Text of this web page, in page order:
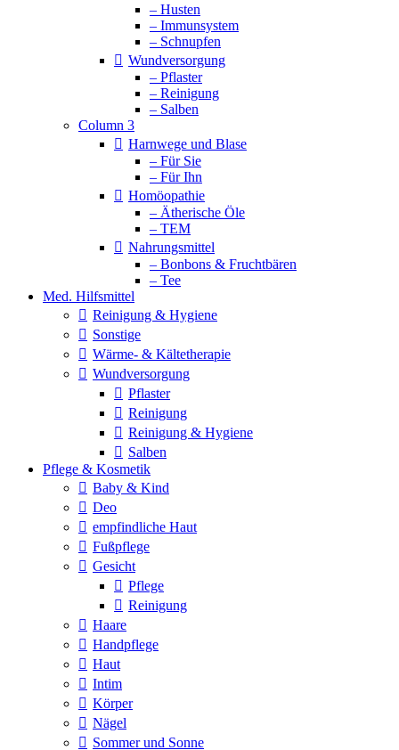
– Husten
– Immunsystem
– Schnupfen
Wundversorgung
– Pflaster
– Reinigung
– Salben
Column 3
Harnwege und Blase
– Für Sie
– Für Ihn
Homöopathie
– Ätherische Öle
– TEM
Nahrungsmittel
– Bonbons & Fruchtbären
– Tee
Med. Hilfsmittel
Reinigung & Hygiene
Sonstige
Wärme- & Kältetherapie
Wundversorgung
Pflaster
Reinigung
Reinigung & Hygiene
Salben
Pflege & Kosmetik
Baby & Kind
Deo
empfindliche Haut
Fußpflege
Gesicht
Pflege
Reinigung
Haare
Handpflege
Haut
Intim
Körper
Nägel
Sommer und Sonne